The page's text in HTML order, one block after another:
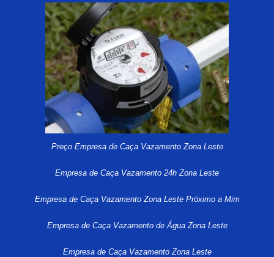
Preço Empresa de Caça Vazamento Zona Leste
Empresa de Caça Vazamento 24h Zona Leste
Empresa de Caça Vazamento Zona Leste Próximo a Mim
Empresa de Caça Vazamento de Água Zona Leste
Empresa de Caça Vazamento Zona Leste